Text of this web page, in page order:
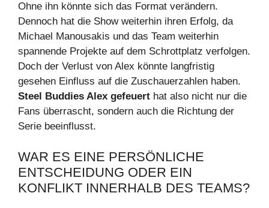
Ohne ihn könnte sich das Format verändern.
Dennoch hat die Show weiterhin ihren Erfolg, da
Michael Manousakis und das Team weiterhin
spannende Projekte auf dem Schrottplatz verfolgen.
Doch der Verlust von Alex könnte langfristig
gesehen Einfluss auf die Zuschauerzahlen haben.
Steel Buddies Alex gefeuert hat also nicht nur die
Fans überrascht, sondern auch die Richtung der
Serie beeinflusst.
WAR ES EINE PERSÖNLICHE
ENTSCHEIDUNG ODER EIN
KONFLIKT INNERHALB DES TEAMS?